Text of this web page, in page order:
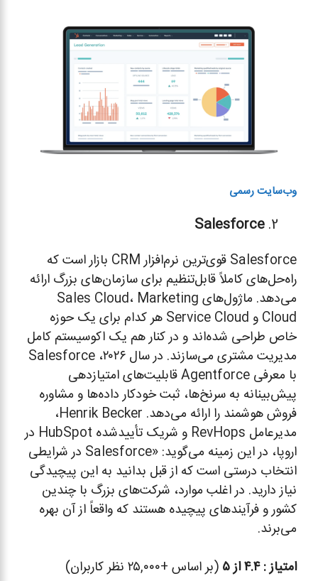
وب‌سایت رسمی
Salesforce
Salesforce قوی‌ترین نرم‌افزار CRM بازار است که
راه‌حل‌های کاملاً قابل‌تنظیم برای سازمان‌های بزرگ ارائه
می‌دهد. ماژول‌های Sales Cloud، Marketing
Cloud و Service Cloud هر کدام برای یک حوزه
خاص طراحی شده‌اند و در کنار هم یک اکوسیستم کامل
مدیریت مشتری می‌سازند. در سال ۲۰۲۶، Salesforce
با معرفی Agentforce قابلیت‌های امتیازدهی
پیش‌بینانه به سرنخ‌ها، ثبت خودکار داده‌ها و مشاوره
فروش هوشمند را ارائه می‌دهد. Henrik Becker،
مدیرعامل RevHops و شریک تأییدشده HubSpot در
اروپا، در این زمینه می‌گوید: «Salesforce در شرایطی
انتخاب درستی است که از قبل بدانید به این پیچیدگی
نیاز دارید. در اغلب موارد، شرکت‌های بزرگ با چندین
کشور و فرآیندهای پیچیده هستند که واقعاً از آن بهره
می‌برند.
امتیاز :۴.۴ از ۵
(بر اساس +۲۵,۰۰۰ نظر کاربران)